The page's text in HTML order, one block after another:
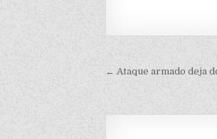
entradas
← Ataque armado deja